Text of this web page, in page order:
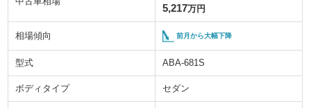
5,217万円
相場傾向 前月から大幅下降
型式 ABA-681S
ボディタイプ セダン